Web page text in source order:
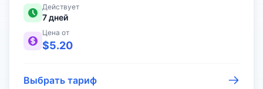
Действует
7дней
Цена от
$5.20
Выбрать тариф